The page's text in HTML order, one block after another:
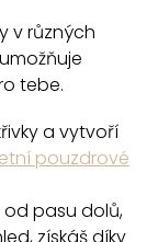
v různých
tebe.
a vytvoří
pouzdrové
od pasu dolů,
získáš díky